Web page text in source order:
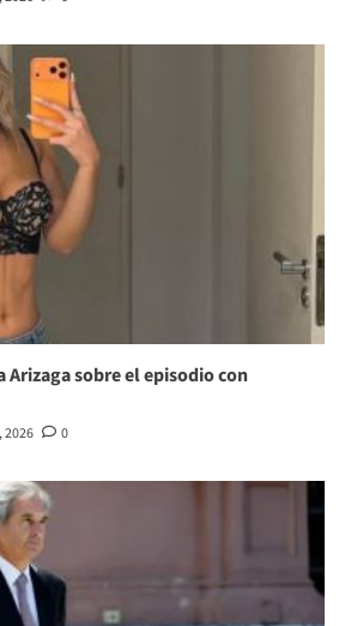
Arizaga sobre el episodio con
2026 0